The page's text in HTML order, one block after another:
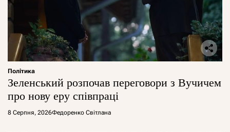
Політика
Зеленський розпочав переговори з Вучичем
про нову еру співпраці
8 Серпня, 2026Федоренко Світлана